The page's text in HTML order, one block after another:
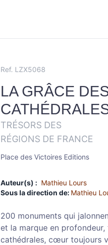
Ref. LZX5068
LA GRÂCE
TRÉSORS DES
RÉGIONS DE FRANCE
Place des Victoires Editions
Auteur(s) : Mathieu Lours
Sous la direction de: Mathieu
200 monuments qui
et la marque en
cathédrales, cœur toujours